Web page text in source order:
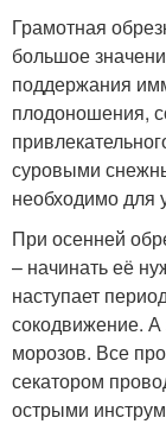
Грамотная
большое
поддержания
плодоношения,
суровыми
необходимо для
При осенней
– начинать её
наступает
сокодвижение.
морозов. Все
секатором
острыми